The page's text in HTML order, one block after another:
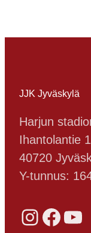
JJK Jyväskylä
Harjun
Ihantolantie 1
40720
Y-tunnus:
Instagram Facebook YouTube